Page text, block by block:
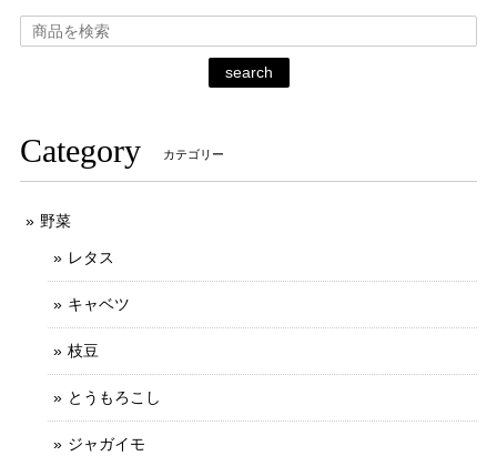
search
Category カテゴリー
野菜
レタス
キャベツ
枝豆
とうもろこし
ジャガイモ